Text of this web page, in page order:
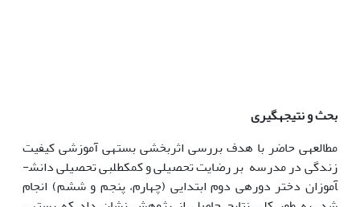
بحث و نتیجه­گیری
مطالعه­ی حاضر با هدف بررسی اثربخشی بسته­ی آموزشی کیفیت
زندگی در مدرسه بر رضایت تحصیلی و کمک­طلبی تحصیلی دانش­
آموزان دختر دوره­ی دوم ابتدایی (چهارم، پنجم و ششم) انجام